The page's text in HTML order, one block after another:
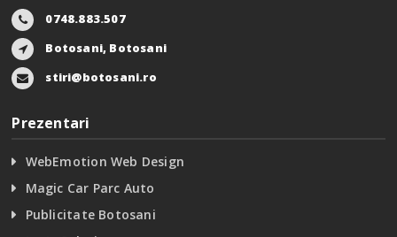
0748.883.507
Botosani, Botosani
stiri@botosani.ro
Prezentari
WebEmotion Web Design
Magic Car Parc Auto
Publicitate Botosani